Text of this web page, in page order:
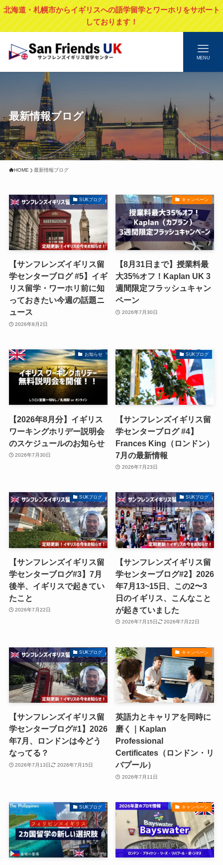
北海道・札幌市からイギリスへの語学留学とワーホリをサポート
しております！
MENU
最新情報ブログ
HOME 最新情報ブログ
SUKブログ
【サンフレンズイギリス留
学センターブログ #5】イギ
リス留学・ワーホリ前に知
っておきたい今週の話題ニ
ュース
2026年8月2日
キャンペーン
【8月31日まで】授業料最
大35%オフ！Kaplan UK 3
週間限定フラッシュキャン
ペーン
2026年7月30日
お知らせ
【2026年8月分】イギリス
ワーキングホリデー説明会
のスケジュールのお知らせ
2026年7月30日
SUKブログ
【サンフレンズイギリス留
学センターブログ #4】
Frances King（ロンドン）
7月の最新情報
2026年7月23日
SUKブログ
【サンフレンズイギリス留
学センターブログ#3】7月
後半、イギリスで起きてい
たこと
2026年7月22日
SUKブログ
【サンフレンズイギリス留
学センターブログ#2】2026
年7月13~15日、この2〜3
日のイギリス、こんなこと
が起きていました
2026年7月15日 2026年7月22日
SUKブログ
【サンフレンズイギリス留
学センターブログ#1】2026
年7月、ロンドンは今どう
なってる？
2026年7月13日 2026年7月15日
キャンペーン
英語力とキャリアを同時に
磨く｜Kaplan
Professional
Certificates（ロンドン・リ
バプール）
2026年7月11日
SUKブログ キャンペーン